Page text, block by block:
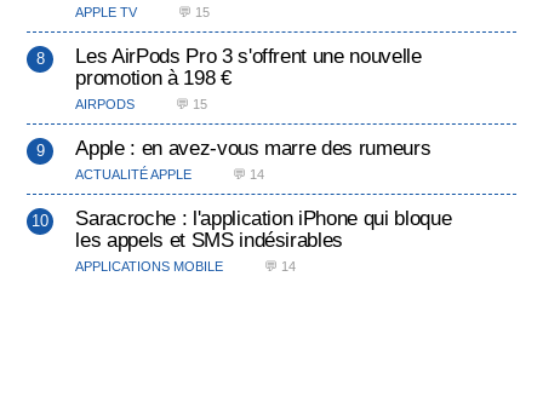
APPLE TV 💬 15
Les AirPods Pro 3 s'offrent une nouvelle
promotion à 198 €
AIRPODS 💬 15
Apple : en avez-vous marre des rumeurs
ACTUALITÉ APPLE 💬 14
Saracroche : l'application iPhone qui bloque
les appels et SMS indésirables
APPLICATIONS MOBILE 💬 14